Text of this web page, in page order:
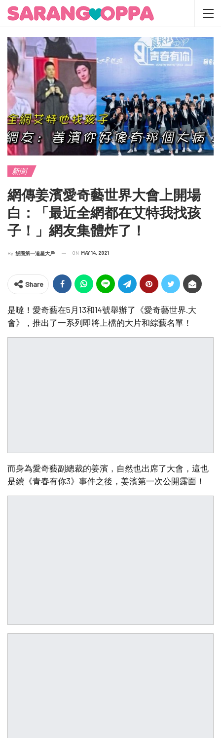
新聞
網傳姜濱愛奇藝世界大會上開場
白：「最近全網都在艾特我找孩
子！」網友集體炸了！
By 飯圈第一追星大戶 ON MAY 14, 2021
Share
是噠！愛奇藝在5月13和14號舉辦了《愛奇藝世界.大
會》，推出了一系列即將上檔的大片和綜藝名單！
而身為愛奇藝副總裁的姜濱，自然也出席了大會，這也
是續《青春有你3》事件之後，姜濱第一次公開露面！